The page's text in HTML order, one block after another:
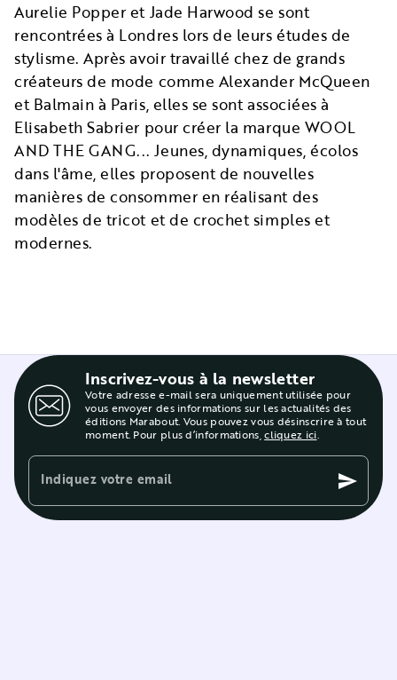
Aurelie Popper et Jade Harwood se sont
rencontrées à Londres lors de leurs études de
stylisme. Après avoir travaillé chez de grands
créateurs de mode comme Alexander McQueen
et Balmain à Paris, elles se sont associées à
Elisabeth Sabrier pour créer la marque WOOL
AND THE GANG... Jeunes, dynamiques, écolos
dans l'âme, elles proposent de nouvelles
manières de consommer en réalisant des
modèles de tricot et de crochet simples et
modernes.
Inscrivez-vous à la newsletter
Votre adresse e-mail sera uniquement utilisée pour
vous envoyer des informations sur les actualités des
éditions Marabout. Vous pouvez vous désinscrire à tout
moment. Pour plus d’informations,cliquez ici.
Indiquez votre email send